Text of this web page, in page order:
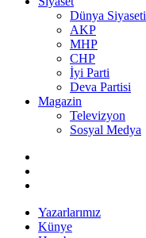
Dünya Siyaseti
AKP
MHP
CHP
İyi Parti
Deva Partisi
Magazin
Televizyon
Sosyal Medya
Yazarlarımız
Künye